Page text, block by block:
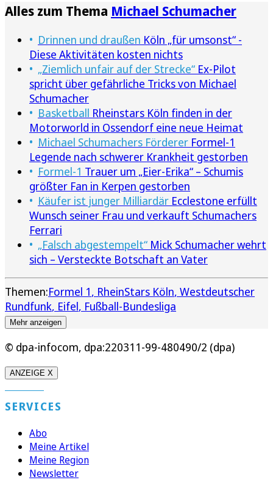
Alles zum Thema Michael Schumacher
Drinnen und draußen Köln „für umsonst“ -
Diese Aktivitäten kosten nichts
„Ziemlich unfair auf der Strecke“ Ex-Pilot
spricht über gefährliche Tricks von Michael
Schumacher
Basketball Rheinstars Köln finden in der
Motorworld in Ossendorf eine neue Heimat
Michael Schumachers Förderer Formel-1
Legende nach schwerer Krankheit gestorben
Formel-1 Trauer um „Eier-Erika“ – Schumis
größter Fan in Kerpen gestorben
Käufer ist junger Milliardär Ecclestone erfüllt
Wunsch seiner Frau und verkauft Schumachers
Ferrari
„Falsch abgestempelt“ Mick Schumacher wehrt
sich – Versteckte Botschaft an Vater
Themen:Formel 1 RheinStars Köln Westdeutscher
Rundfunk Eifel Fußball-Bundesliga
Mehr anzeigen
© dpa-infocom, dpa:220311-99-480490/2 (dpa)
ANZEIGE X
SERVICES
Abo
Meine Artikel
Meine Region
Newsletter